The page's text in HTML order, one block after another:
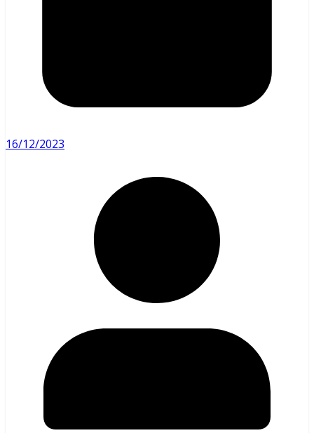
16/12/2023